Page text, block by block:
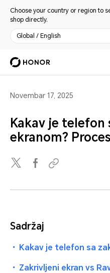
Choose your country or region to
shop directly.
Global / English
Novembar 17, 2025
Kakav je
ekranom?
Sadržaj
・ Kakav je telefon sa
・ Zakrivljeni ekran vs